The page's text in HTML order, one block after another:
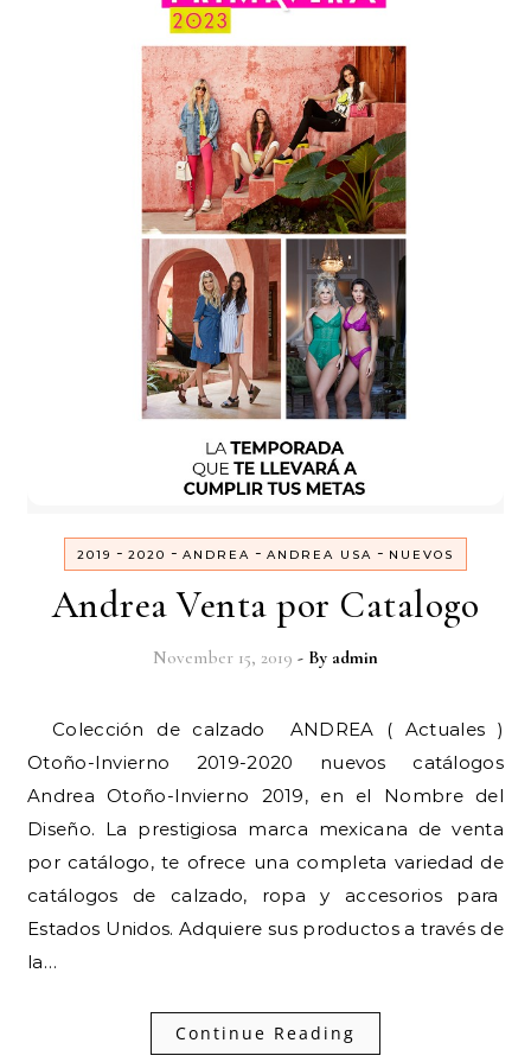
2019 - 2020 - ANDREA - ANDREA USA - NUEVOS
Andrea Venta por Catalogo
November 15, 2019 - By admin
Colección de calzado ANDREA ( Actuales )
Otoño-Invierno 2019-2020 nuevos catálogos
Andrea Otoño-Invierno 2019, en el Nombre del
Diseño. La prestigiosa marca mexicana de venta
por catálogo, te ofrece una completa variedad de
catálogos de calzado, ropa y accesorios para
Estados Unidos. Adquiere sus productos a través de
la…
Continue Reading